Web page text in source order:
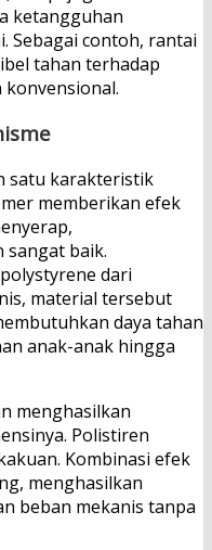
ketangguhan
Sebagai contoh, rantai
tahan terhadap
satu karakteristik
memberikan efek
sangat baik.
dari
material tersebut
daya tahan
anak-anak hingga
menghasilkan
Polistiren
Kombinasi efek
menghasilkan
beban mekanis tanpa